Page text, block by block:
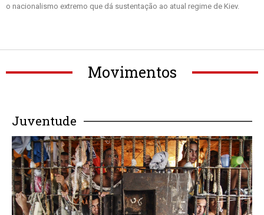
o nacionalismo extremo que dá sustentação ao atual regime de Kiev.
Movimentos
Juventude